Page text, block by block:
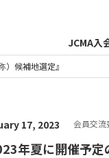
JCMA入
）候補地選定』
17, 2023 会員交流
年夏に開催予